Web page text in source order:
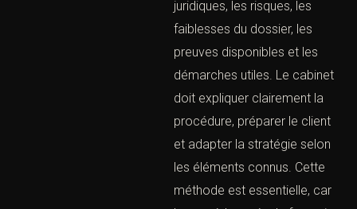
affaires, violences,
stupéfiants, escroquerie,
cybercriminalité ou défense
des victimes.
L’OBJECTIF D’UNE
DÉFENSE PÉNALE
JAMAIS DE
RÉSULTAT.